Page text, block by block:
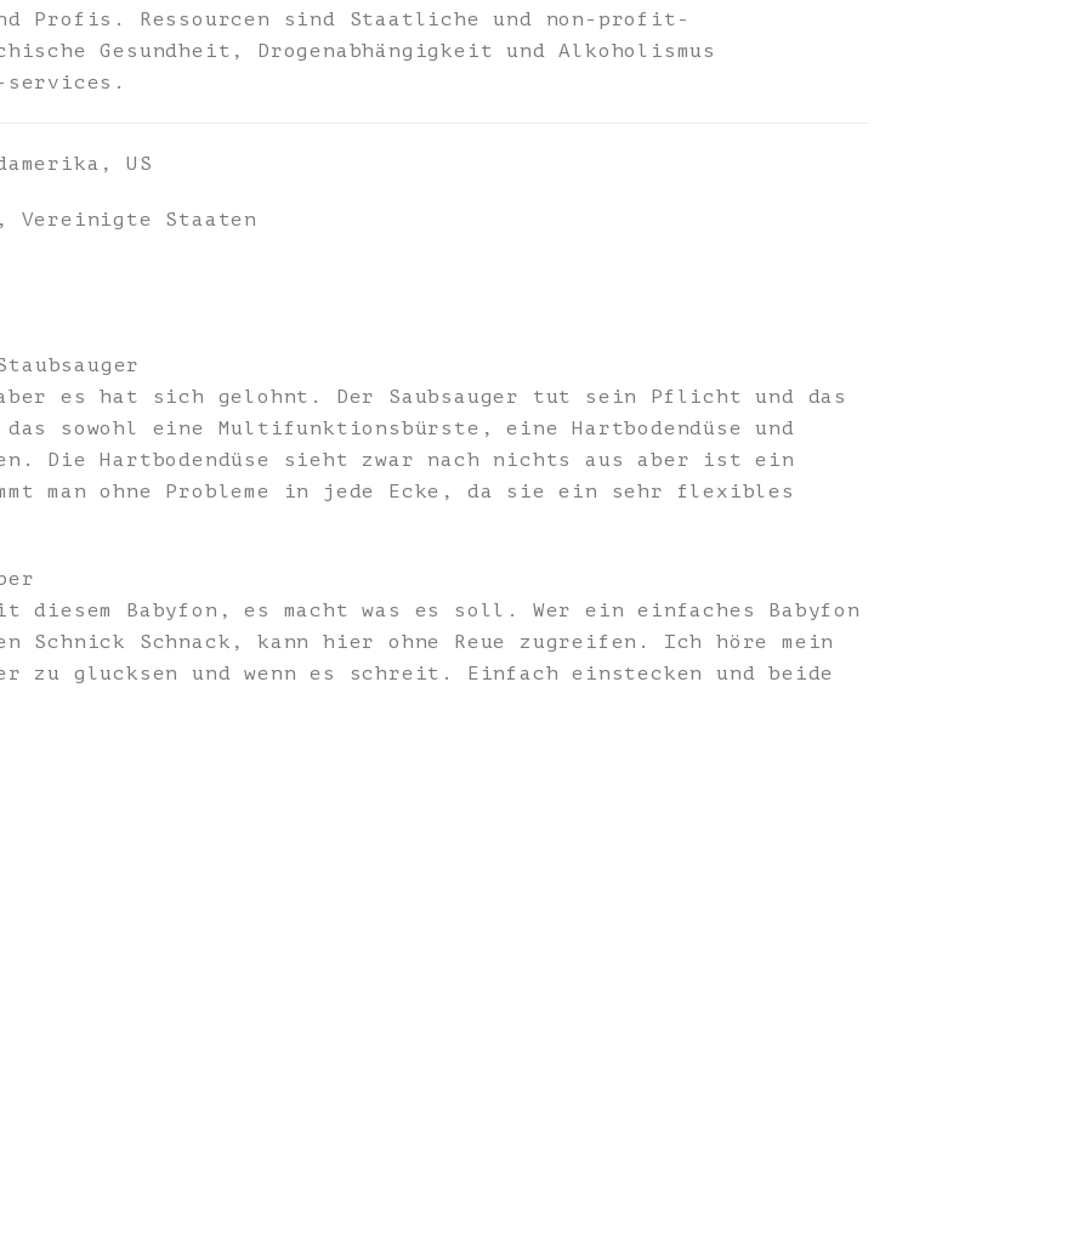
Profis. Ressourcen sind Staatliche und non-profit-
Gesundheit, Drogenabhängigkeit und Alkoholismus
services.
US
Vereinigte Staaten
es hat sich gelohnt. Der Saubsauger tut sein Pflicht und das
sowohl eine Multifunktionsbürste, eine Hartbodendüse und
Die Hartbodendüse sieht zwar nach nichts aus aber ist ein
man ohne Probleme in jede Ecke, da sie ein sehr flexibles
Babyfon, es macht was es soll. Wer ein einfaches Babyfon
Schnick Schnack, kann hier ohne Reue zugreifen. Ich höre mein
zu glucksen und wenn es schreit. Einfach einstecken und beide